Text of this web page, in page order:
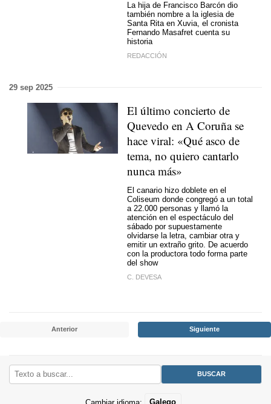
La hija de Francisco Barcón dio
también nombre a la iglesia de
Santa Rita en Xuvia, el cronista
Fernando Masafret cuenta su
historia
REDACCIÓN
29 sep 2025
El último concierto de
Quevedo en A Coruña se
hace viral: «Qué asco de
tema, no quiero cantarlo
nunca más»
El canario hizo doblete en el
Coliseum donde congregó a un total
a 22.000 personas y llamó la
atención en el espectáculo del
sábado por supuestamente
olvidarse la letra, cambiar otra y
emitir un extraño grito. De acuerdo
con la productora todo forma parte
del show
C. DEVESA
Anterior Siguiente
Cambiar idioma: Galego